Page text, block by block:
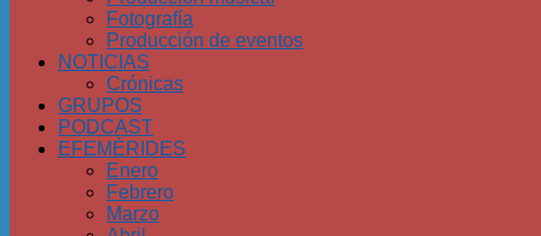
Fotografía
Producción de eventos
NOTICIAS
Crónicas
GRUPOS
PODCAST
EFEMÉRIDES
Enero
Febrero
Marzo